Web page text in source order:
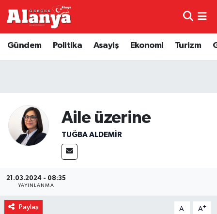
Gündem Politika Asayiş Ekonomi Turizm
Aile üzerine
TUĞBA ALDEMIR
21.03.2024 - 08:35
YAYINLANMA
Paylaş A- A+
Genel
Bilim ve Teknoloji
Bölge
Dünya
Ekonomi
Trafik Durumu
Tüm Manşetler
Son Dakika Haberleri
Haber Arşivi